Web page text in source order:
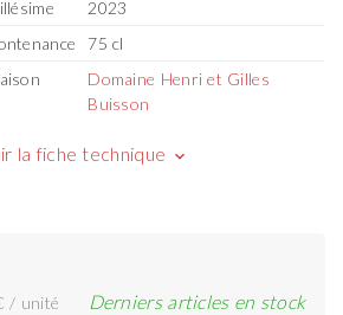
2023
75 cl
Domaine Henri et Gilles
Buisson
la fiche technique keyboard_arrow_down
/ unité Derniers articles en stock